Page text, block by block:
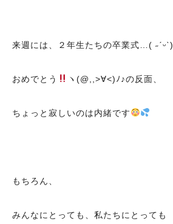
来週には、２年生たちの卒業式…( ˶ˊᵕˋ)
おめでとう ヽ(@,,>∀<)ﾉ♪の反面、
ちょっと寂しいのは内緒です
もちろん、
みんなにとっても、私たちにとっても